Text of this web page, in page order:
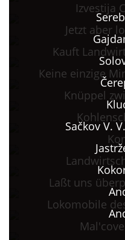
Izvestija
Jetzt aber
Kauft
Кeine einzige
Knüppel
Sačkov V.
Laßt uns
Lokomobile